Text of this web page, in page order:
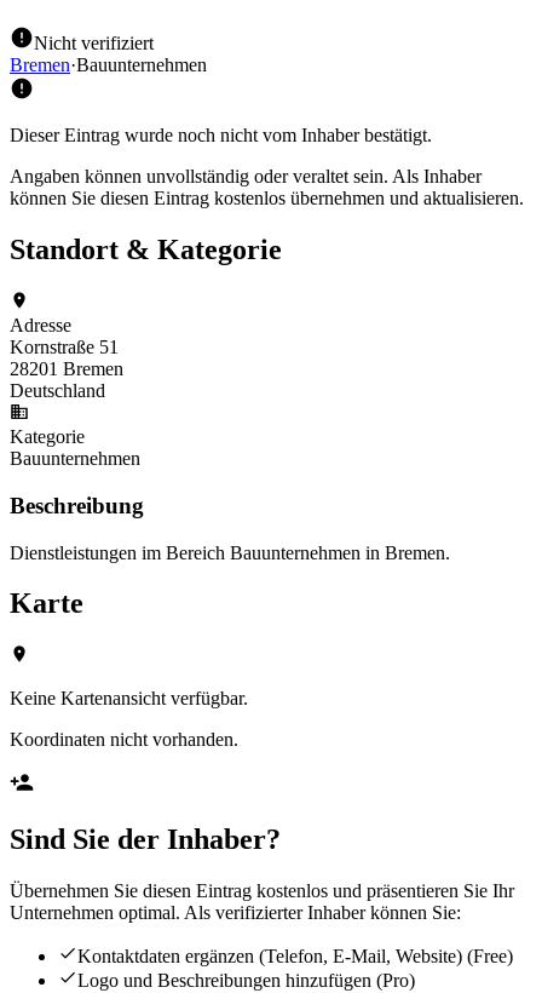
Nicht verifiziert
Bremen·Bauunternehmen
Dieser Eintrag wurde noch nicht vom Inhaber bestätigt.
Angaben können unvollständig oder veraltet sein. Als Inhaber
können Sie diesen Eintrag kostenlos übernehmen und aktualisieren.
Standort & Kategorie
Adresse
Kornstraße 51
28201 Bremen
Deutschland
Kategorie
Bauunternehmen
Beschreibung
Dienstleistungen im Bereich Bauunternehmen in Bremen.
Karte
Keine Kartenansicht verfügbar.
Koordinaten nicht vorhanden.
Sind Sie der Inhaber?
Übernehmen Sie diesen Eintrag kostenlos und präsentieren Sie Ihr
Unternehmen optimal. Als verifizierter Inhaber können Sie:
Kontaktdaten ergänzen (Telefon, E-Mail, Website) (Free)
Logo und Beschreibungen hinzufügen (Pro)